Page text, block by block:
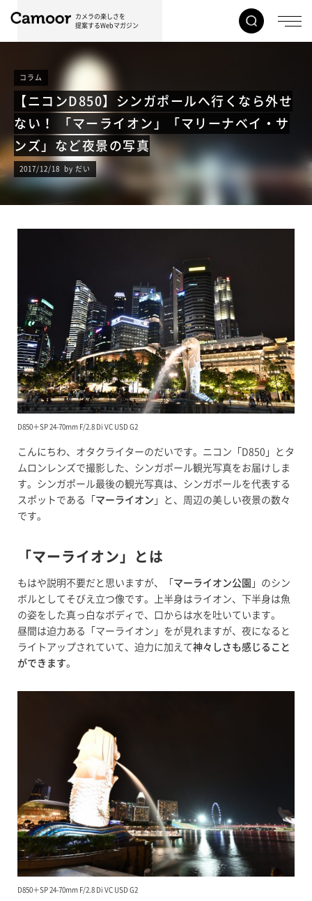
カメラの楽しさを
提案するWebマガジン
コラム
【ニコンD850】シンガポールへ行くなら外せ
ない！ 「マーライオン」「マリーナベイ・サ
ンズ」など夜景の写真
2017/12/18 by だい
D850＋SP 24-70mm F/2.8 Di VC USD G2
こんにちわ、オタクライターのだいです。ニコン「D850」とタ
ムロンレンズで撮影した、シンガポール観光写真をお届けしま
す。シンガポール最後の観光写真は、シンガポールを代表する
スポットである「 マーライオン 」と、周辺の美しい夜景の数々
です。
「マーライオン」とは
もはや説明不要だと思いますが、「 マーライオン公園 」のシン
ボルとしてそびえ立つ像です。上半身はライオン、下半身は魚
の姿をした真っ白なボディで、口からは水を吐いています。
昼間は迫力ある「マーライオン」をが見れますが、夜になると
ライトアップされていて、迫力に加えて神々しさも感じること
ができます。
D850＋SP 24-70mm F/2.8 Di VC USD G2